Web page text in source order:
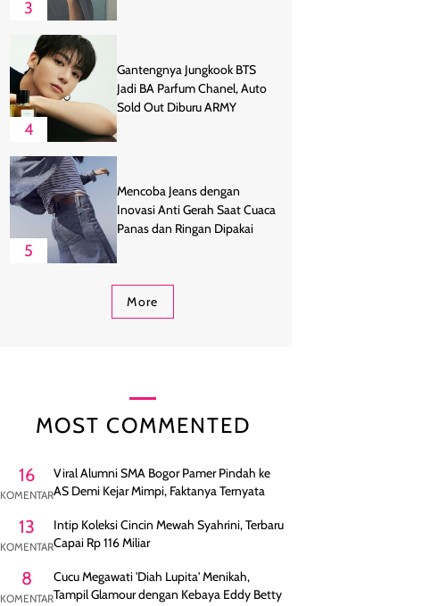
3
4
Gantengnya Jungkook BTS
Jadi BA Parfum Chanel, Auto
Sold Out Diburu ARMY
5
Mencoba Jeans dengan
Inovasi Anti Gerah Saat Cuaca
Panas dan Ringan Dipakai
More
MOST COMMENTED
16
KOMENTAR
Viral Alumni SMA Bogor Pamer Pindah ke
AS Demi Kejar Mimpi, Faktanya Ternyata
13
KOMENTAR
Intip Koleksi Cincin Mewah Syahrini, Terbaru
Capai Rp 116 Miliar
8
KOMENTAR
Cucu Megawati 'Diah Lupita' Menikah,
Tampil Glamour dengan Kebaya Eddy Betty